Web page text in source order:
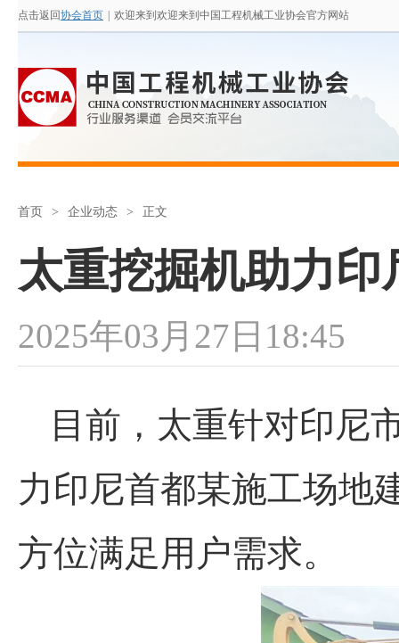
点击返回协会首页 欢迎来到欢迎来到中国工程机械工业协会官方网站
首页 > 企业动态 > 正文
太重挖掘机助力印
2025年03月27日18:45
目前，太重针对印尼
力印尼首都某施工场地
方位满足用户需求。